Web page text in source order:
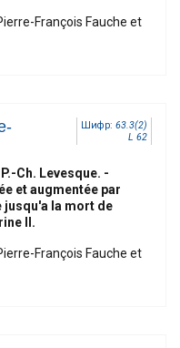
François Fauche et
Шифр: 63.3(2)
L 62
Ch. Levesque. -
et augmentée par
jusqu'a la mort de
II.
François Fauche et